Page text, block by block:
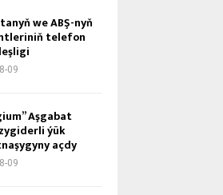
we ABŞ-nyň
telefon
09
Aşgabat
ýük
açdy
09